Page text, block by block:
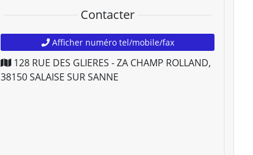
Contacter
Afficher numéro tel/mobile/fax
128 RUE DES GLIERES - ZA CHAMP ROLLAND,
38150SALAISE SUR SANNE